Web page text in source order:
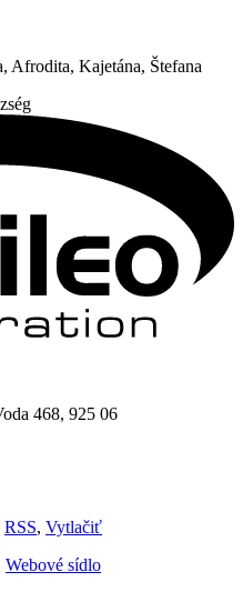
Afrodita, Kajetána, Štefana
468, 925 06
RSS, Vytlačiť
Webové sídlo